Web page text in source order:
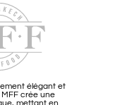
élégant et
crée une
mettant en